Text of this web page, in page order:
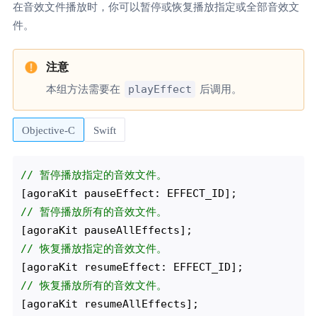
在音效文件播放时，你可以暂停或恢复播放指定或全部音效文
件。
本组方法需要在 playEffect 后调用。
Objective-C Swift
// 暂停播放指定的音效文件。
// 暂停播放所有的音效文件。
// 恢复播放指定的音效文件。
// 恢复播放所有的音效文件。